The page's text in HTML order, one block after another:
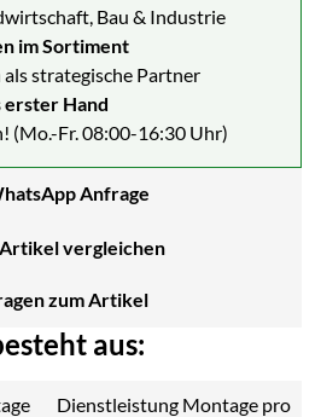
Bau & Industrie
im Sortiment
strategische Partner
erster Hand
(Mo.-Fr. 08:00-16:30 Uhr)
Anfrage
Artikel vergleichen
zum Artikel
aus:
Dienstleistung Montage pro